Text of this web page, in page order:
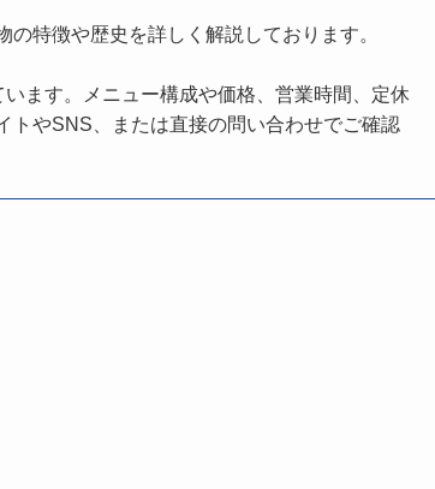
特徴や歴史を詳しく解説しております。
ます。メニュー構成や価格、営業時間、定休
トやSNS、または直接の問い合わせでご確認